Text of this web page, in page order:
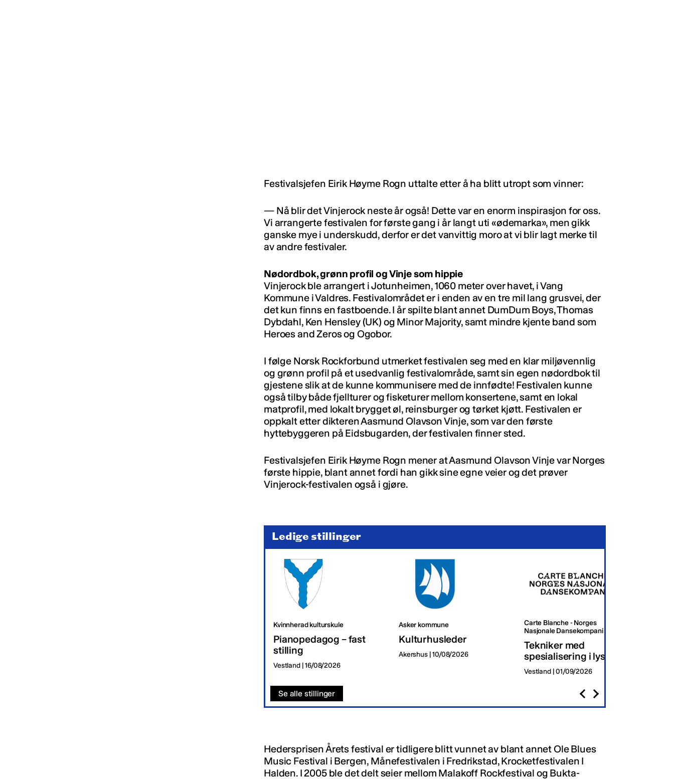
Festivalsjefen Eirik Høyme Rogn uttalte etter å ha blitt utropt som vinner:
— Nå blir det Vinjerock neste år også! Dette var en enorm inspirasjon for oss.
Vi arrangerte festivalen for første gang i år langt uti «ødemarka», men gikk
ganske mye i underskudd, derfor er det vanvittig moro at vi blir lagt merke til
av andre festivaler.
Nødordbok, grønn profil og Vinje som hippie
Vinjerock ble arrangert i Jotunheimen, 1060 meter over havet, i Vang
Kommune i Valdres. Festivalområdet er i enden av en tre mil lang grusvei, der
det kun finns en fastboende. I år spilte blant annet DumDum Boys, Thomas
Dybdahl, Ken Hensley (UK) og Minor Majority, samt mindre kjente band som
Heroes and Zeros og Ogobor.
I følge Norsk Rockforbund utmerket festivalen seg med en klar miljøvennlig
og grønn profil på et usedvanlig festivalområde, samt sin egen nødordbok til
gjestene slik at de kunne kommunisere med de innfødte! Festivalen kunne
også tilby både fjellturer og fisketurer mellom konsertene, samt en lokal
matprofil, med lokalt brygget øl, reinsburger og tørket kjøtt. Festivalen er
oppkalt etter dikteren Aasmund Olavson Vinje, som var den første
hyttebyggeren på Eidsbugarden, der festivalen finner sted.
Festivalsjefen Eirik Høyme Rogn mener at Aasmund Olavson Vinje var Norges
første hippie, blant annet fordi han gikk sine egne veier og det prøver
Vinjerock-festivalen også i gjøre.
Ledige stillinger
Kvinnherad kulturskule
Pianopedagog – fast
stilling
Vestland | 16/08/2026
Asker kommune
Kulturhusleder
Akershus | 10/08/2026
Carte Blanche - Norges
Nasjonale Dansekompani
Tekniker med
spesialisering i lys
Vestland | 01/09/2026
Se alle stillinger
Hedersprisen Årets festival er tidligere blitt vunnet av blant annet Ole Blues
Music Festival i Bergen, Månefestivalen i Fredrikstad, Krocketfestivalen I
Halden. I 2005 ble det delt seier mellom Malakoff Rockfestival og Bukta-